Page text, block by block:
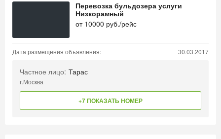
Перевозка бульдозера услуги
Низкорамный
от 10000 руб./рейс
Дата размещения объявления: 30.03.2017
Частное лицо: Тарас
г.Москва
+7 ПОКАЗАТЬ НОМЕР